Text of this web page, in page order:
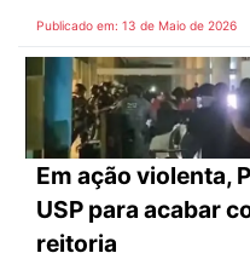
Publicado em: 13 de Maio de 2026
Em ação violenta,
USP para acabar
reitoria